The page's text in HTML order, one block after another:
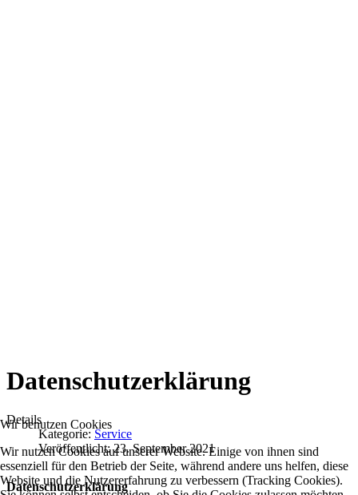
Datenschutzerklärung
Details
Kategorie: Service
Veröffentlicht: 23. September 2021
Datenschutzerklärung
Wir benutzen Cookies
Wir nutzen Cookies auf unserer Website. Einige von ihnen sind
essenziell für den Betrieb der Seite, während andere uns helfen, diese
Website und die Nutzererfahrung zu verbessern (Tracking Cookies).